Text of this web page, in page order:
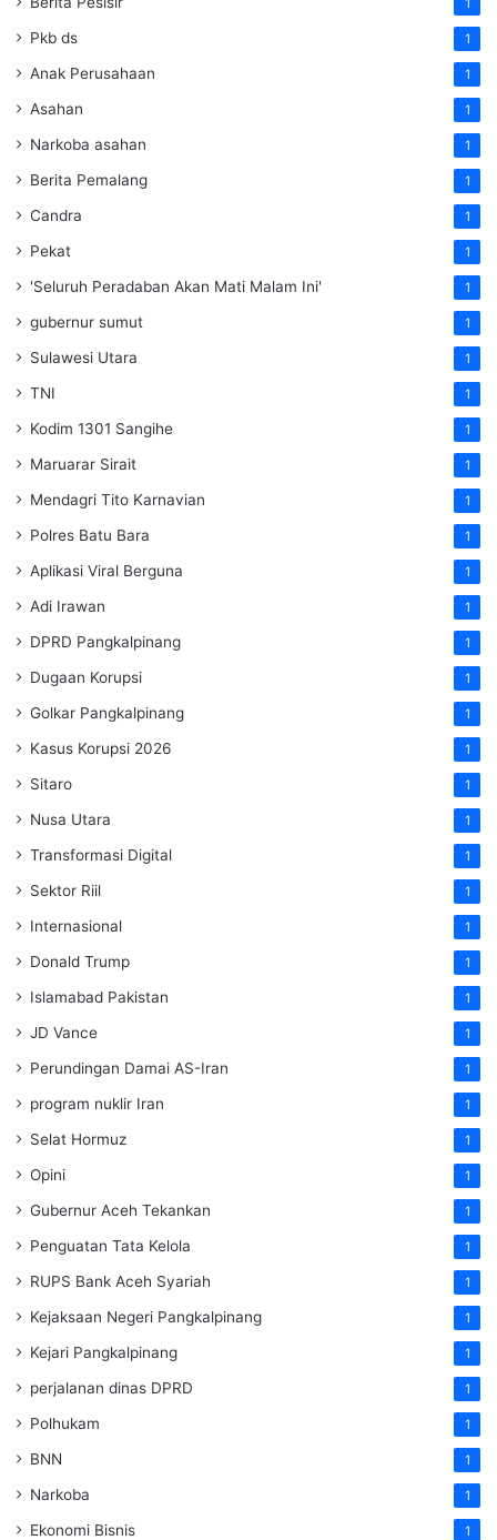
1
Pkb ds 1
Anak Perusahaan 1
Asahan 1
Narkoba asahan 1
Berita Pemalang 1
Candra 1
Pekat 1
'Seluruh Peradaban Akan Mati Malam Ini' 1
gubernur sumut 1
Sulawesi Utara 1
TNI 1
Kodim 1301 Sangihe 1
Maruarar Sirait 1
Mendagri Tito Karnavian 1
Polres Batu Bara 1
Aplikasi Viral Berguna 1
Adi Irawan 1
DPRD Pangkalpinang 1
Dugaan Korupsi 1
Golkar Pangkalpinang 1
Kasus Korupsi 2026 1
Sitaro 1
Nusa Utara 1
Transformasi Digital 1
Sektor Riil 1
Internasional 1
Donald Trump 1
Islamabad Pakistan 1
JD Vance 1
Perundingan Damai AS-Iran 1
program nuklir Iran 1
Selat Hormuz 1
Opini 1
Gubernur Aceh Tekankan 1
Penguatan Tata Kelola 1
RUPS Bank Aceh Syariah 1
Kejaksaan Negeri Pangkalpinang 1
Kejari Pangkalpinang 1
perjalanan dinas DPRD 1
Polhukam 1
BNN 1
Narkoba 1
Ekonomi Bisnis 1